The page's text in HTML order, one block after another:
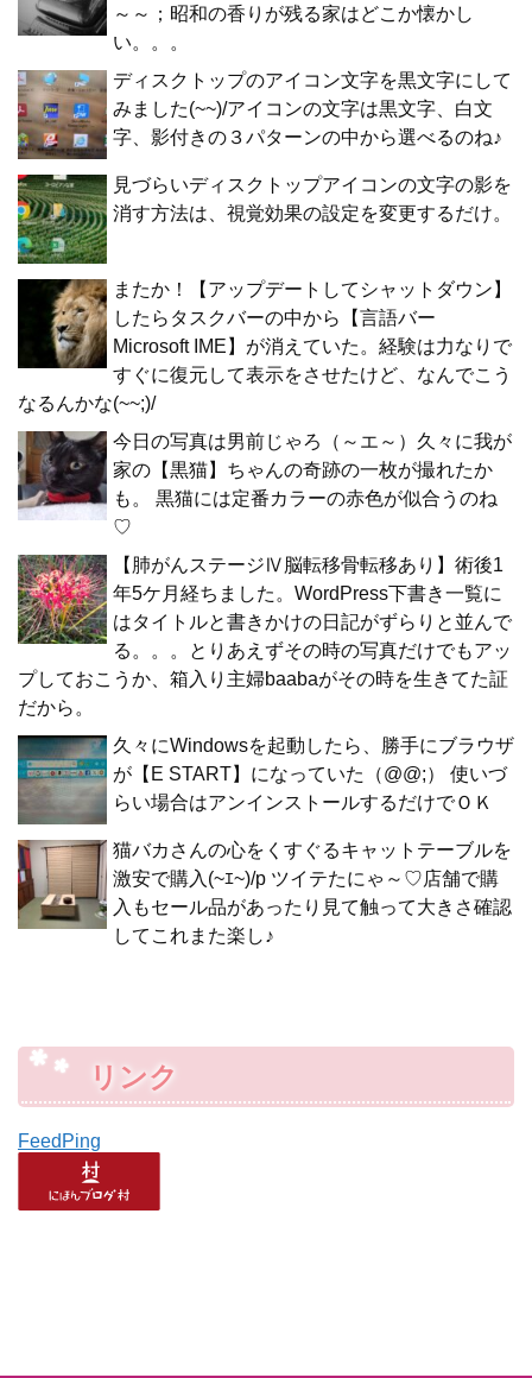
～～；昭和の香りが残る家はどこか懐かし
い。。。
ディスクトップのアイコン文字を黒文字にして
みました(~~)/アイコンの文字は黒文字、白文
字、影付きの３パターンの中から選べるのね♪
見づらいディスクトップアイコンの文字の影を
消す方法は、視覚効果の設定を変更するだけ。
またか！【アップデートしてシャットダウン】
したらタスクバーの中から【言語バー
Microsoft IME】が消えていた。経験は力なりで
すぐに復元して表示をさせたけど、なんでこう
なるんかな(~~;)/
今日の写真は男前じゃろ（～エ～）久々に我が
家の【黒猫】ちゃんの奇跡の一枚が撮れたか
も。 黒猫には定番カラーの赤色が似合うのね
♡
【肺がんステージⅣ脳転移骨転移あり】術後1
年5ケ月経ちました。WordPress下書き一覧に
はタイトルと書きかけの日記がずらりと並んで
る。。。とりあえずその時の写真だけでもアッ
プしておこうか、箱入り主婦baabaがその時を生きてた証
だから。
久々にWindowsを起動したら、勝手にブラウザ
が【E START】になっていた（@@;） 使いづ
らい場合はアンインストールするだけでＯＫ
猫バカさんの心をくすぐるキャットテーブルを
激安で購入(~ｴ~)/p ツイテたにゃ～♡店舗で購
入もセール品があったり見て触って大きさ確認
してこれまた楽し♪
リンク
FeedPing